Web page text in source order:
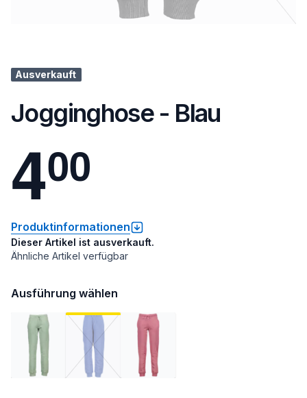
Ausverkauft
Jogginghose - Blau
400
Produktinformationen
Dieser Artikel ist ausverkauft.
Ähnliche Artikel verfügbar
Ausführung wählen